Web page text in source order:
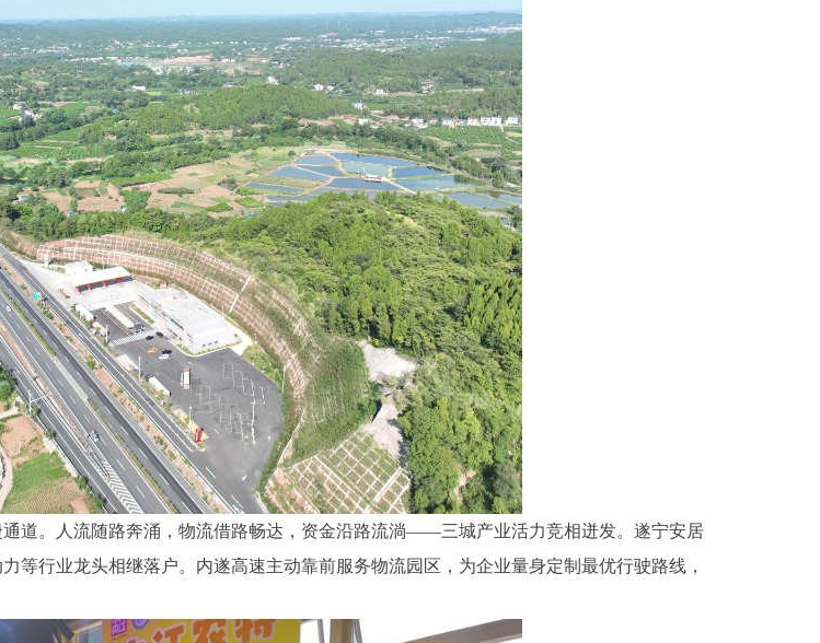
道。人流随路奔涌，物流借路畅达，资金沿路流淌——三城产业活力竞相迸发。遂宁安居
等行业龙头相继落户。内遂高速主动靠前服务物流园区，为企业量身定制最优行驶路线，